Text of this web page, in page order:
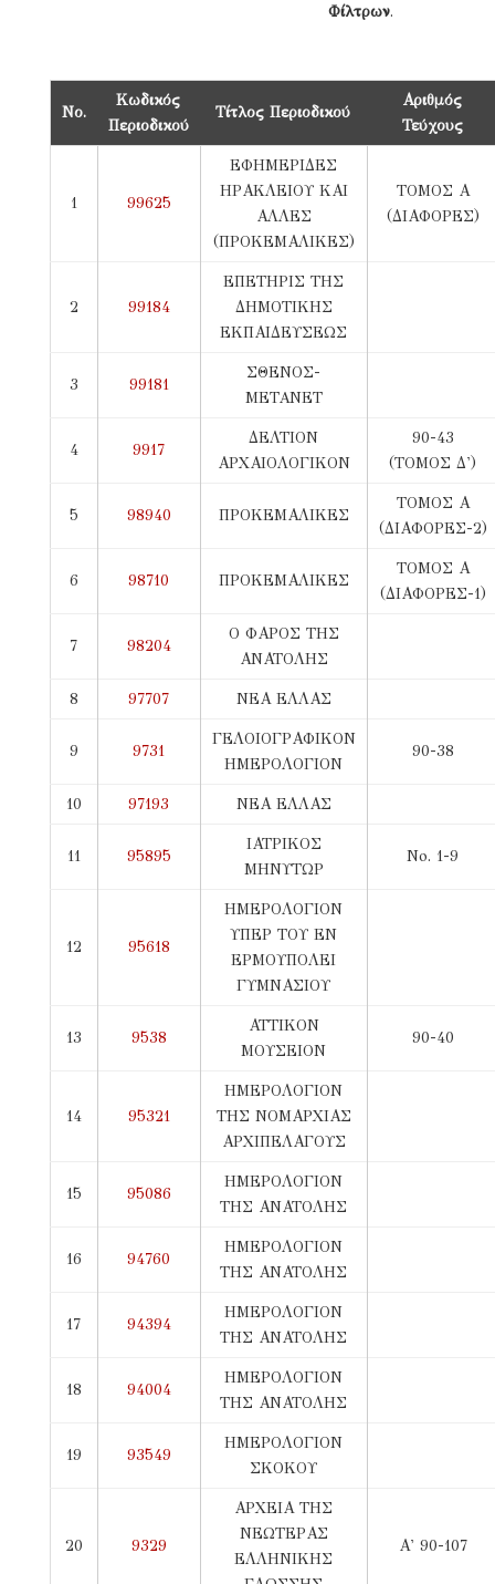
Φίλτρων.
Νο.
Κωδικός
Περιοδικού
Τίτλος Περιοδικού
Αριθμός
Τεύχους
1 99625
ΕΦΗΜΕΡΙΔΕΣ
ΗΡΑΚΛΕΙΟΥ ΚΑΙ
ΑΛΛΕΣ
(ΠΡΟΚΕΜΑΛΙΚΕΣ)
ΤΟΜΟΣ Α
(ΔΙΑΦΟΡΕΣ)
2 99184
ΕΠΕΤΗΡΙΣ ΤΗΣ
ΔΗΜΟΤΙΚΗΣ
ΕΚΠΑΙΔΕΥΣΕΩΣ
3 99181
ΣΘΕΝΟΣ-
METANET
4 9917
ΔΕΛΤΙΟΝ
ΑΡΧΑΙΟΛΟΓΙΚΟΝ
90-43
(ΤΟΜΟΣ Δ')
5 98940 ΠΡΟΚΕΜΑΛΙΚΕΣ
ΤΟΜΟΣ Α
(ΔΙΑΦΟΡΕΣ-2)
6 98710 ΠΡΟΚΕΜΑΛΙΚΕΣ
ΤΟΜΟΣ Α
(ΔΙΑΦΟΡΕΣ-1)
7 98204
Ο ΦΑΡΟΣ ΤΗΣ
ΑΝΑΤΟΛΗΣ
8 97707 ΝΕΑ ΕΛΛΑΣ
9 9731
ΓΕΛΟΙΟΓΡΑΦΙΚΟΝ
ΗΜΕΡΟΛΟΓΙΟΝ
90-38
10 97193 ΝΕΑ ΕΛΛΑΣ
11 95895
ΙΑΤΡΙΚΟΣ
ΜΗΝΥΤΩΡ
No. 1-9
12 95618
ΗΜΕΡΟΛΟΓΙΟΝ
ΥΠΕΡ ΤΟΥ ΕΝ
ΕΡΜΟΥΠΟΛΕΙ
ΓΥΜΝΑΣΙΟΥ
13 9538
ΑΤΤΙΚΟΝ
ΜΟΥΣΕΙΟΝ
90-40
14 95321
ΗΜΕΡΟΛΟΓΙΟΝ
ΤΗΣ ΝΟΜΑΡΧΙΑΣ
ΑΡΧΙΠΕΛΑΓΟΥΣ
15 95086
ΗΜΕΡΟΛΟΓΙΟΝ
ΤΗΣ ΑΝΑΤΟΛΗΣ
16 94760
ΗΜΕΡΟΛΟΓΙΟΝ
ΤΗΣ ΑΝΑΤΟΛΗΣ
17 94394
ΗΜΕΡΟΛΟΓΙΟΝ
ΤΗΣ ΑΝΑΤΟΛΗΣ
18 94004
ΗΜΕΡΟΛΟΓΙΟΝ
ΤΗΣ ΑΝΑΤΟΛΗΣ
19 93549
ΗΜΕΡΟΛΟΓΙΟΝ
ΣΚΟΚΟΥ
20 9329
ΑΡΧΕΙΑ ΤΗΣ
ΝΕΩΤΕΡΑΣ
ΕΛΛΗΝΙΚΗΣ
Α' 90-107